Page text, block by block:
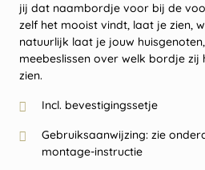
jij dat naambordje voor bij de
zelf het mooist vindt, laat je zien,
natuurlijk laat je jouw
meebeslissen over welk bordje
zien.
Incl. bevestigingssetje
Gebruiksaanwijzing: zie
montage-instructie